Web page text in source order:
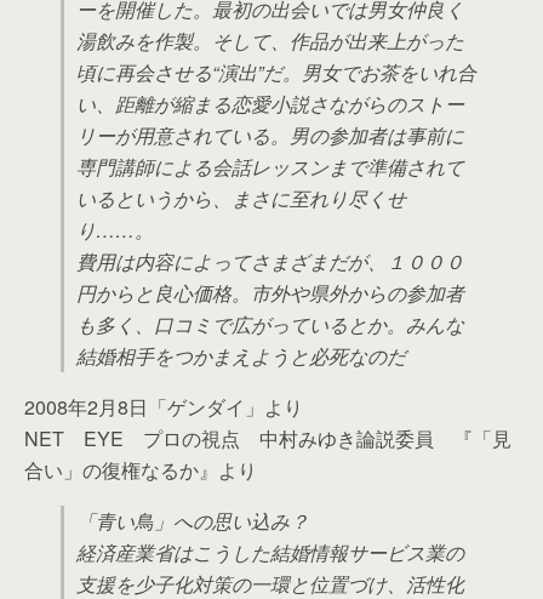
ーを開催した。最初の出会いでは男女仲良く
湯飲みを作製。そして、作品が出来上がった
頃に再会させる“演出”だ。男女でお茶をいれ合
い、距離が縮まる恋愛小説さながらのストー
リーが用意されている。男の参加者は事前に
専門講師による会話レッスンまで準備されて
いるというから、まさに至れり尽くせ
り……。
費用は内容によってさまざまだが、１０００
円からと良心価格。市外や県外からの参加者
も多く、口コミで広がっているとか。みんな
結婚相手をつかまえようと必死なのだ
2008年2月8日「ゲンダイ」より
NET EYE プロの視点 中村みゆき論説委員 『「見
合い」の復権なるか』より
「青い鳥」への思い込み？
経済産業省はこうした結婚情報サービス業の
支援を少子化対策の一環と位置づけ、活性化